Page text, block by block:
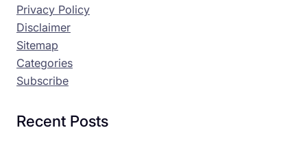
Privacy Policy
Disclaimer
Sitemap
Categories
Subscribe
Recent Posts